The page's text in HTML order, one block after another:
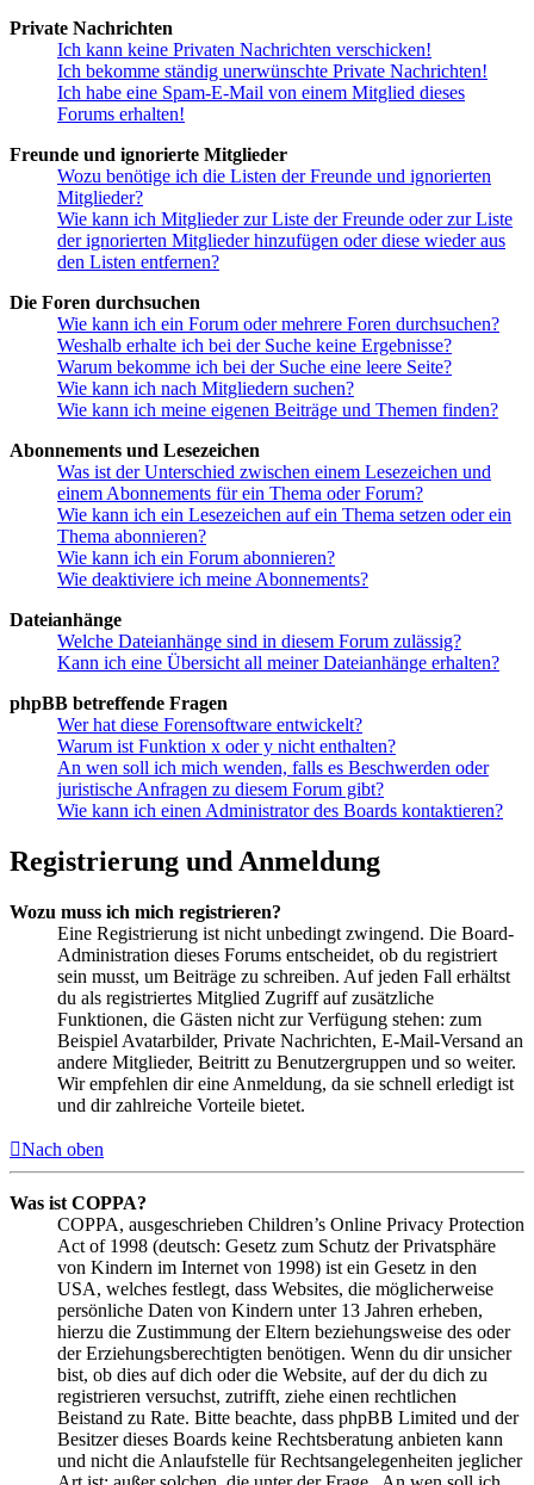
Private Nachrichten
Ich kann keine Privaten Nachrichten verschicken!
Ich bekomme ständig unerwünschte Private Nachrichten!
Ich habe eine Spam-E-Mail von einem Mitglied dieses
Forums erhalten!
Freunde und ignorierte Mitglieder
Wozu benötige ich die Listen der Freunde und ignorierten
Mitglieder?
Wie kann ich Mitglieder zur Liste der Freunde oder zur Liste
der ignorierten Mitglieder hinzufügen oder diese wieder aus
den Listen entfernen?
Die Foren durchsuchen
Wie kann ich ein Forum oder mehrere Foren durchsuchen?
Weshalb erhalte ich bei der Suche keine Ergebnisse?
Warum bekomme ich bei der Suche eine leere Seite?
Wie kann ich nach Mitgliedern suchen?
Wie kann ich meine eigenen Beiträge und Themen finden?
Abonnements und Lesezeichen
Was ist der Unterschied zwischen einem Lesezeichen und
einem Abonnements für ein Thema oder Forum?
Wie kann ich ein Lesezeichen auf ein Thema setzen oder ein
Thema abonnieren?
Wie kann ich ein Forum abonnieren?
Wie deaktiviere ich meine Abonnements?
Dateianhänge
Welche Dateianhänge sind in diesem Forum zulässig?
Kann ich eine Übersicht all meiner Dateianhänge erhalten?
phpBB betreffende Fragen
Wer hat diese Forensoftware entwickelt?
Warum ist Funktion x oder y nicht enthalten?
An wen soll ich mich wenden, falls es Beschwerden oder
juristische Anfragen zu diesem Forum gibt?
Wie kann ich einen Administrator des Boards kontaktieren?
Registrierung und Anmeldung
Wozu muss ich mich registrieren?
Eine Registrierung ist nicht unbedingt zwingend. Die Board-
Administration dieses Forums entscheidet, ob du registriert
sein musst, um Beiträge zu schreiben. Auf jeden Fall erhältst
du als registriertes Mitglied Zugriff auf zusätzliche
Funktionen, die Gästen nicht zur Verfügung stehen: zum
Beispiel Avatarbilder, Private Nachrichten, E-Mail-Versand an
andere Mitglieder, Beitritt zu Benutzergruppen und so weiter.
Wir empfehlen dir eine Anmeldung, da sie schnell erledigt ist
und dir zahlreiche Vorteile bietet.
Nach oben
Was ist COPPA?
COPPA, ausgeschrieben Children’s Online Privacy Protection
Act of 1998 (deutsch: Gesetz zum Schutz der Privatsphäre
von Kindern im Internet von 1998) ist ein Gesetz in den
USA, welches festlegt, dass Websites, die möglicherweise
persönliche Daten von Kindern unter 13 Jahren erheben,
hierzu die Zustimmung der Eltern beziehungsweise des oder
der Erziehungsberechtigten benötigen. Wenn du dir unsicher
bist, ob dies auf dich oder die Website, auf der du dich zu
registrieren versuchst, zutrifft, ziehe einen rechtlichen
Beistand zu Rate. Bitte beachte, dass phpBB Limited und der
Besitzer dieses Boards keine Rechtsberatung anbieten kann
und nicht die Anlaufstelle für Rechtsangelegenheiten jeglicher